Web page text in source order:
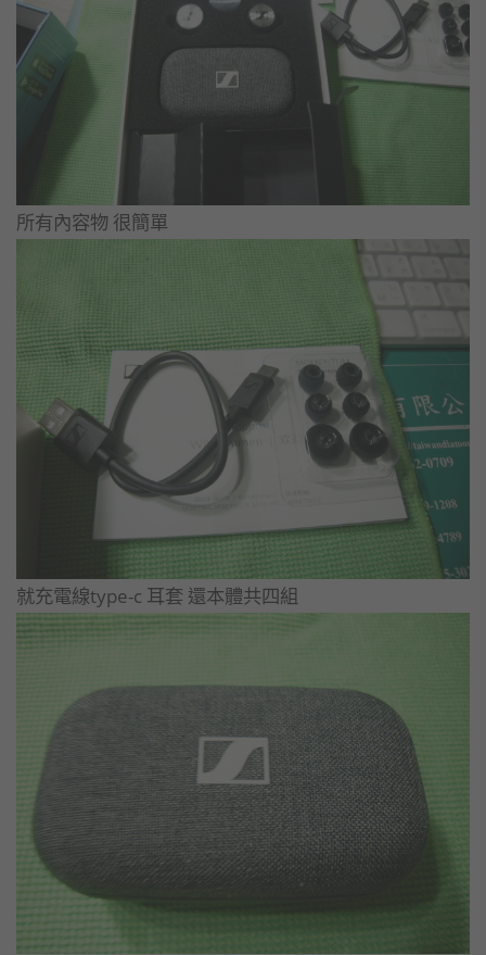
所有內容物 很簡單
就充電線type-c 耳套 還本體共四組